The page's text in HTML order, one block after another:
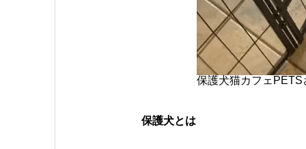
保護犬猫カフェPETS
保護犬とは